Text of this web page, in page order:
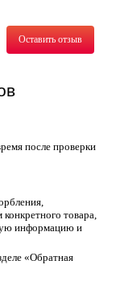
Оставить отзыв
после проверки
товара,
информацию и
«Обратная